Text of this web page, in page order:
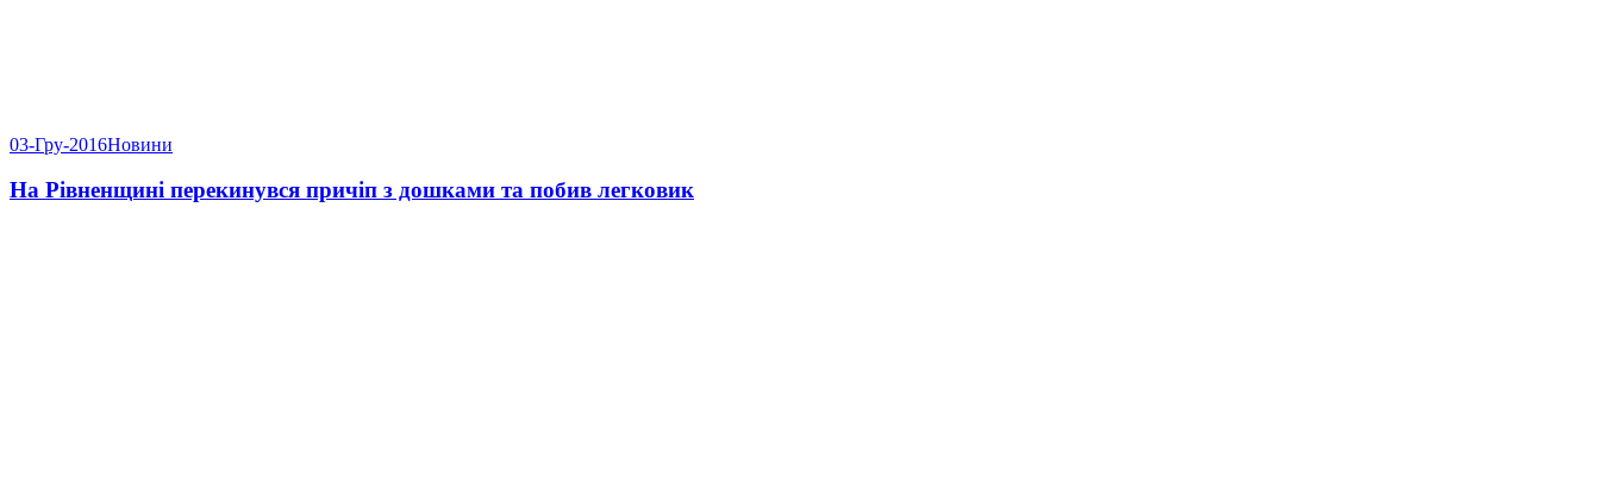
03-Гру-2016Новини
На Рівненщині перекинувся причіп з дошками та побив легковик